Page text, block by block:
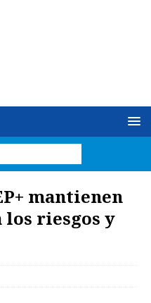
mantienen
los riesgos y